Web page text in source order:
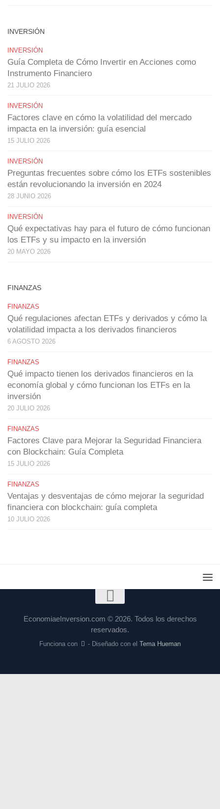
INVERSIÓN
INVERSIÓN
Guía Completa de Cómo Invertir en Acciones como
Instrumento Financiero
21 JULIO 2026
INVERSIÓN
Factores clave en cómo la volatilidad del mercado
impacta en la inversión: guía esencial
15 JULIO 2026
INVERSIÓN
Preguntas frecuentes sobre cómo los ETFs sostenibles
están revolucionando la inversión en 2024
28 JUNIO 2026
INVERSIÓN
Qué expectativas hay para el futuro de cómo funcionan
los ETFs y su impacto en la inversión
20 MAYO 2026
FINANZAS
FINANZAS
Qué regulaciones afectan ETFs y derivados y cómo la
volatilidad impacta a los derivados financieros
6 AGOSTO 2026
FINANZAS
Qué impacto tienen los derivados financieros en la
economía global y cómo funcionan los ETFs en la
inversión
20 JULIO 2026
FINANZAS
Factores Clave para Mejorar la Seguridad Financiera
con Blockchain: Guía Completa
15 JULIO 2026
FINANZAS
Ventajas y desventajas de cómo mejorar la seguridad
financiera con blockchain: guía completa
10 JULIO 2026
EconomiaeInversion.com © 2026. Todos los derechos
reservados.
Funciona con - Diseñado con elTema Hueman